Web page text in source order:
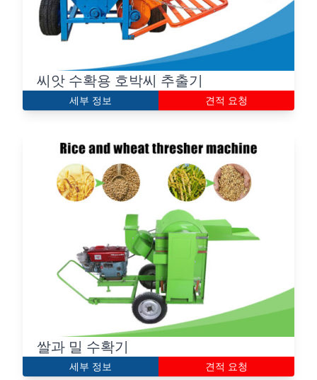
씨앗 수확용 호박씨 추출기
세부 정보 견적 요청
쌀과 밀 수확기
세부 정보 견적 요청